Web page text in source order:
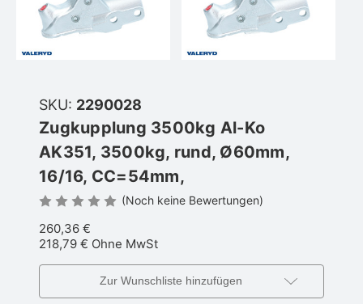
SKU: 2290028
Zugkupplung 3500kg Al-Ko
AK351, 3500kg, rund, Ø60mm,
16/16, CC=54mm,
(Noch keine Bewertungen)
260,36 €
218,79 € Ohne MwSt
Zur Wunschliste hinzufügen